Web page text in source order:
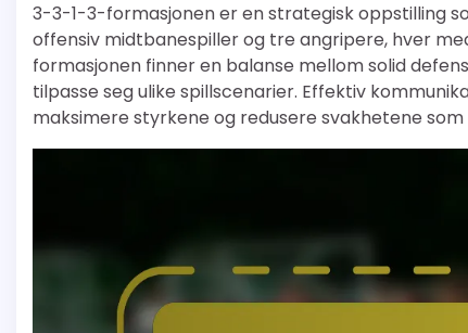
3-3-1-3-formasjonen er en strategisk oppstilling
offensiv midtbanespiller og tre angripere, hver
formasjonen finner en balanse mellom solid
tilpasse seg ulike spillscenarier. Effektiv
maksimere styrkene og redusere svakhetene